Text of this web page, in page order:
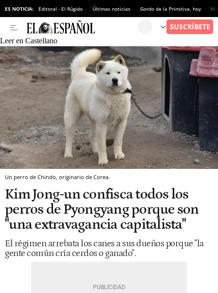
ES NOTICIA: Editoral - El Rúgido Últimas noticias Gordo de la Primitiva, hoy
Leer en Castellano
Un perro de Chindo, originario de Corea.
Kim Jong-un confisca todos los
perros de Pyongyang porque son
"una extravagancia capitalista"
El régimen arrebata los canes a sus dueños porque "la
gente común cría cerdos o ganado".